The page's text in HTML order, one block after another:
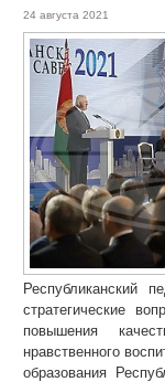
24 августа 2021
Республиканский
стратегические
повышения
нравственного
образования